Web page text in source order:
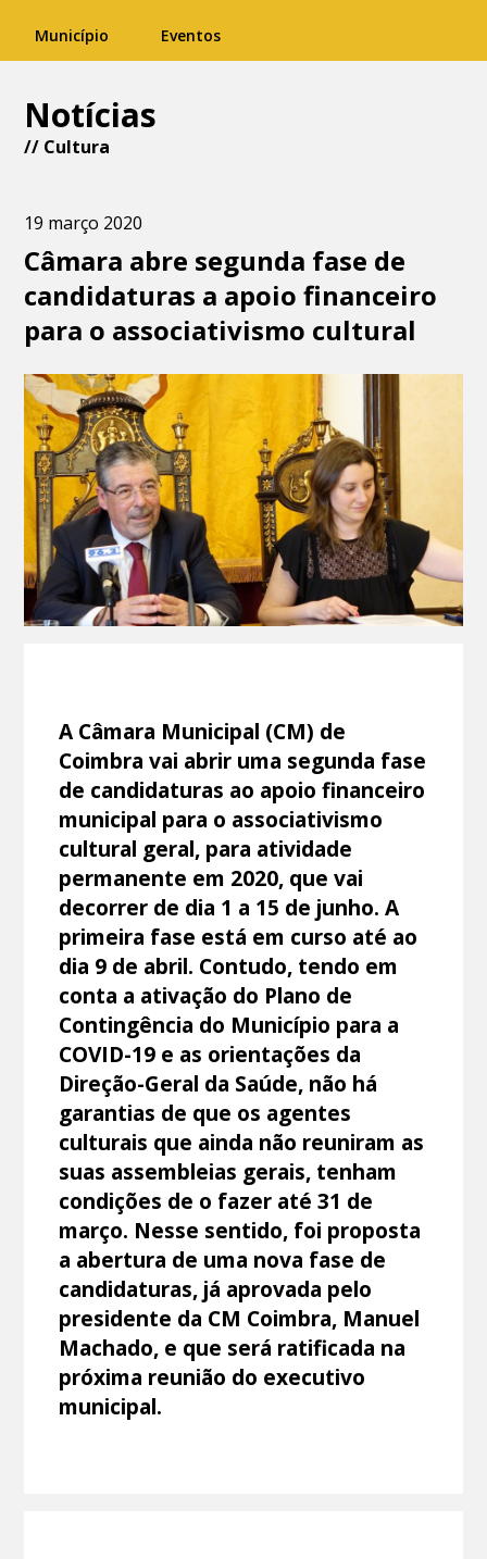
Município Eventos
Notícias
// Cultura
19 março 2020
Câmara abre segunda fase de
candidaturas a apoio financeiro
para o associativismo cultural
A Câmara Municipal (CM) de
Coimbra vai abrir uma segunda fase
de candidaturas ao apoio financeiro
municipal para o associativismo
cultural geral, para atividade
permanente em 2020, que vai
decorrer de dia 1 a 15 de junho. A
primeira fase está em curso até ao
dia 9 de abril. Contudo, tendo em
conta a ativação do Plano de
Contingência do Município para a
COVID-19 e as orientações da
Direção-Geral da Saúde, não há
garantias de que os agentes
culturais que ainda não reuniram as
suas assembleias gerais, tenham
condições de o fazer até 31 de
março. Nesse sentido, foi proposta
a abertura de uma nova fase de
candidaturas, já aprovada pelo
presidente da CM Coimbra, Manuel
Machado, e que será ratificada na
próxima reunião do executivo
municipal.